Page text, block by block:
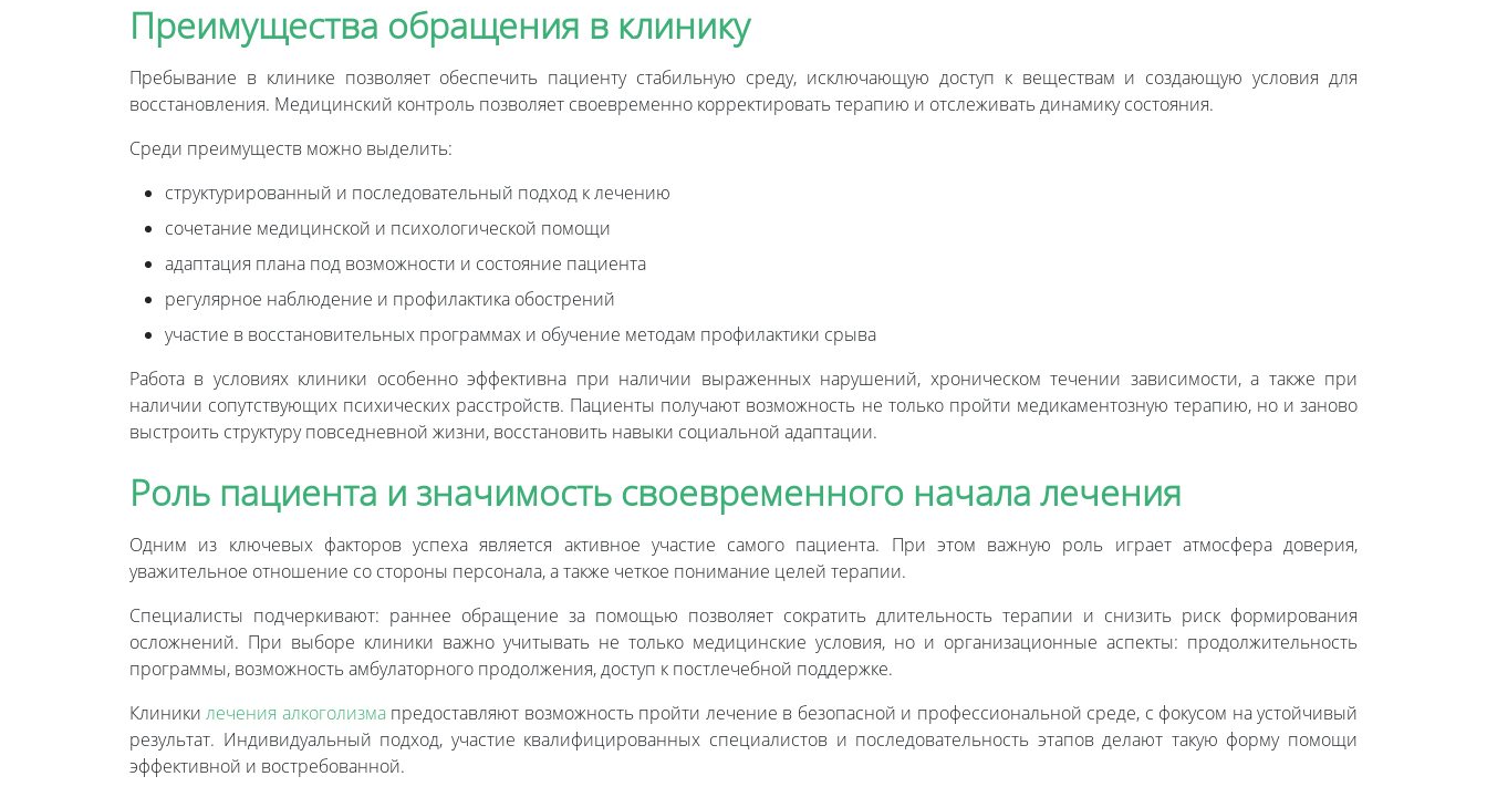
Преимущества обращения в клинику
Пребывание в клинике позволяет обеспечить пациенту стабильную среду, исключающую доступ к веществам и создающую условия для
восстановления. Медицинский контроль позволяет своевременно корректировать терапию и отслеживать динамику состояния.
Среди преимуществ можно выделить:
структурированный и последовательный подход к лечению
сочетание медицинской и психологической помощи
адаптация плана под возможности и состояние пациента
регулярное наблюдение и профилактика обострений
участие в восстановительных программах и обучение методам профилактики срыва
Работа в условиях клиники особенно эффективна при наличии выраженных нарушений, хроническом течении зависимости, а также при
наличии сопутствующих психических расстройств. Пациенты получают возможность не только пройти медикаментозную терапию, но и заново
выстроить структуру повседневной жизни, восстановить навыки социальной адаптации.
Роль пациента и значимость своевременного начала лечения
Одним из ключевых факторов успеха является активное участие самого пациента. При этом важную роль играет атмосфера доверия,
уважительное отношение со стороны персонала, а также четкое понимание целей терапии.
Специалисты подчеркивают: раннее обращение за помощью позволяет сократить длительность терапии и снизить риск формирования
осложнений. При выборе клиники важно учитывать не только медицинские условия, но и организационные аспекты: продолжительность
программы, возможность амбулаторного продолжения, доступ к постлечебной поддержке.
Клиникилечения алкоголизмапредоставляют возможность пройти лечение в безопасной и профессиональной среде, с фокусом на устойчивый
результат. Индивидуальный подход, участие квалифицированных специалистов и последовательность этапов делают такую форму помощи
эффективной и востребованной.